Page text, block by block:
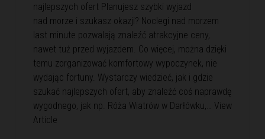
najlepszych ofert Planujesz szybki wyjazd
nad morze i szukasz okazji? Noclegi nad morzem
last minute pozwalają znaleźć atrakcyjne ceny,
nawet tuż przed wyjazdem. Co więcej, można dzięki
temu zorganizować komfortowy wypoczynek, nie
wydając fortuny. Wystarczy wiedzieć, jak i gdzie
szukać najlepszych ofert, aby znaleźć coś naprawdę
wygodnego, jak np. Róża Wiatrów w Darłówku,… View
Article